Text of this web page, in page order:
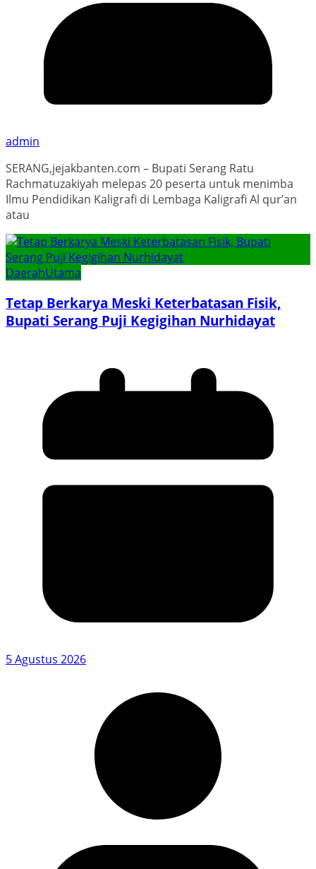
admin
SERANG,jejakbanten.com – Bupati Serang Ratu
Rachmatuzakiyah melepas 20 peserta untuk menimba
Ilmu Pendidikan Kaligrafi di Lembaga Kaligrafi Al qur’an
atau
DaerahUtama
Tetap Berkarya Meski Keterbatasan Fisik,
Bupati Serang Puji Kegigihan Nurhidayat
5 Agustus 2026